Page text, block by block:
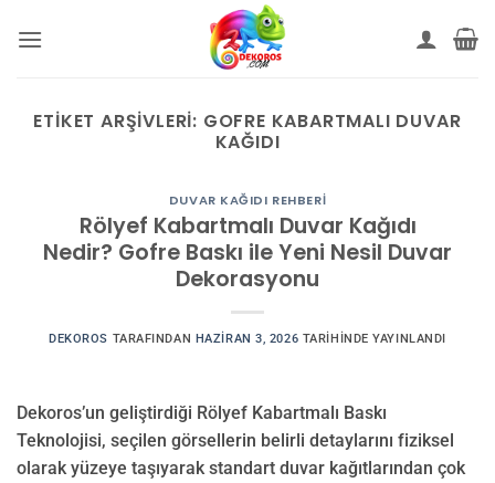
atla
ETIKET ARŞIVLERI: GOFRE KABARTMALI DUVAR
KAĞIDI
DUVAR KAĞIDI REHBERI
Rölyef Kabartmalı Duvar Kağıdı
Nedir? Gofre Baskı ile Yeni Nesil Duvar
Dekorasyonu
DEKOROS TARAFINDAN HAZIRAN 3, 2026 TARIHINDE YAYINLANDI
Dekoros’un geliştirdiği Rölyef Kabartmalı Baskı
Teknolojisi, seçilen görsellerin belirli detaylarını fiziksel
olarak yüzeye taşıyarak standart duvar kağıtlarından çok